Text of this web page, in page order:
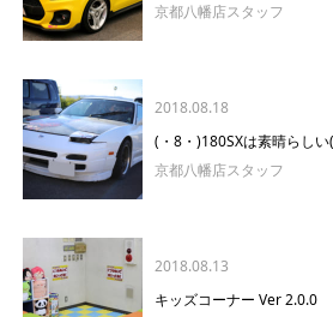
京都八幡店スタッフ
2018.08.18
(・8・)180SXは素晴らしい
京都八幡店スタッフ
2018.08.13
キッズコーナー Ver 2.0.0